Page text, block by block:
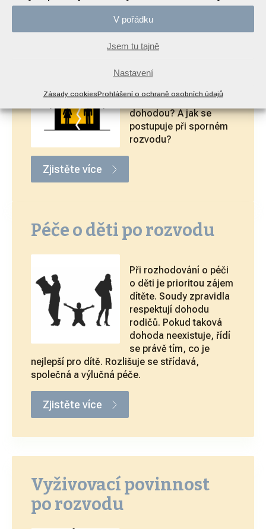
V pořádku
Jsem tu tajně
Nastavení
Zásady cookiesProhlášení o ochraně osobních údajů
Vypořádání společného
jmění manželů (SJM)
Jak na vypořádání
manželů u rozvodu
dohodou? A jak se
postupuje při sporném
rozvodu?
Zjistěte více
Péče o děti po rozvodu
Při rozhodování o péči
o děti je prioritou zájem
dítěte. Soudy zpravidla
respektují dohodu
rodičů. Pokud taková
dohoda neexistuje, řídí
se právě tím, co je
nejlepší pro dítě. Rozlišuje se střídavá,
společná a výlučná péče.
Zjistěte více
Vyživovací povinnost
po rozvodu